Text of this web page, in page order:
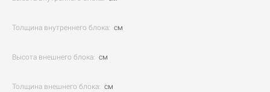
Толщина внутреннего блока: см
Высота внешнего блока: см
Толщина внешнего блока: см